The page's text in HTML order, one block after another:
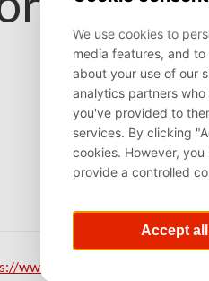
www.top-advisory.nl/vacatures/